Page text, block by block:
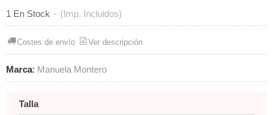
1 En Stock - (Imp. Incluidos)
Costes de envío Ver descripción
Marca: Manuela Montero
Talla